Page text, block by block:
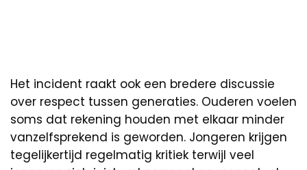
Het incident raakt ook een bredere discussie
over respect tussen generaties. Ouderen voelen
soms dat rekening houden met elkaar minder
vanzelfsprekend is geworden. Jongeren krijgen
tegelijkertijd regelmatig kritiek terwijl veel